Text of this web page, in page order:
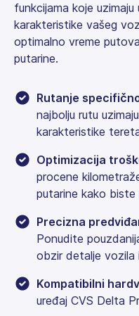
funkcijama koje
karakteristike vašeg
optimalno vreme
putarine.
Rutanje
najbolju rutu
karakteristike
Optimizacija
procene
putarine kako
Precizna
Ponudite
obzir detalje vozila
Kompatibilni
uređaj CVS Delta